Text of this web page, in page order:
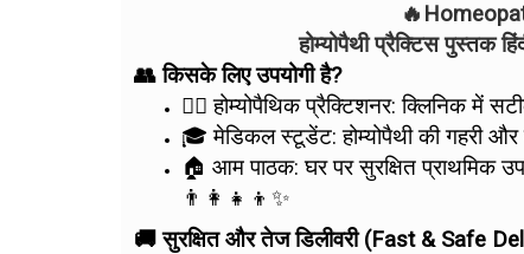
होम्योपैथी प्रैक्टिस पुस्तक
👥 किसके लिए उपयोगी है?
👨‍⚕️ होम्योपैथिक प्रैक्टिशनर: क्लिनिक में
🎓 मेडिकल स्टूडेंट: होम्योपैथी की गहरी और
🏠 आम पाठक: घर पर सुरक्षित प्राथमिक
👨‍👩‍👧‍👦✨
🚚 सुरक्षित और तेज डिलीवरी (Fast & Safe